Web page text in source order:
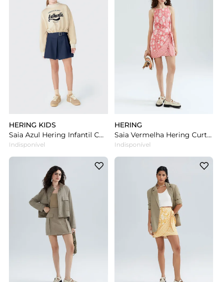
HERING KIDS
Saia Azul Hering Infantil Com Pregas Em Sarja
Indisponível
HERING
Saia Vermelha Hering Curta Pareô Estampada Em Viscolinho
Indisponível